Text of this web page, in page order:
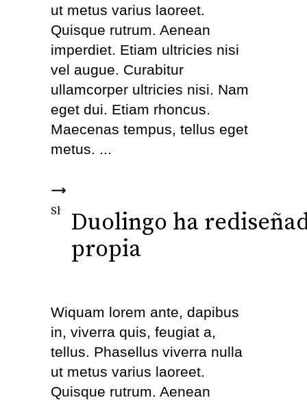
ut metus varius laoreet.
Quisque rutrum. Aenean
imperdiet. Etiam ultricies nisi
vel augue. Curabitur
ullamcorper ultricies nisi. Nam
eget dui. Etiam rhoncus.
Maecenas tempus, tellus eget
metus.
Share this Fb. Ln.
Duolingo ha
propia
Wiquam lorem ante, dapibus
in, viverra quis, feugiat a,
tellus. Phasellus viverra nulla
ut metus varius laoreet.
Quisque rutrum. Aenean